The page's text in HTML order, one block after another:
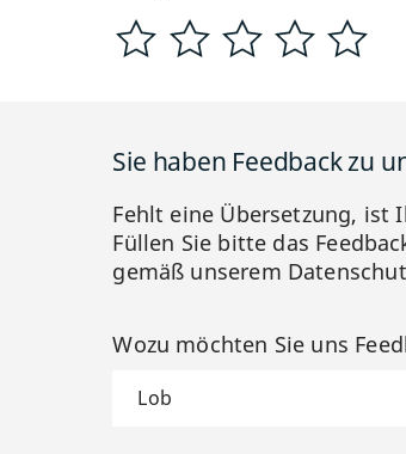
Sie haben Feedback zu
Fehlt eine Übersetzung, ist
Füllen Sie bitte das
gemäß unserem
Wozu möchten Sie uns